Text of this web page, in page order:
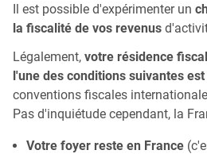
Il est possible d'expérimenter un
la fiscalité de vos revenus
Légalement, votre résidence
l'une des conditions suivantes
conventions fiscales
Pas d'inquiétude cependant, la
Votre foyer reste en France